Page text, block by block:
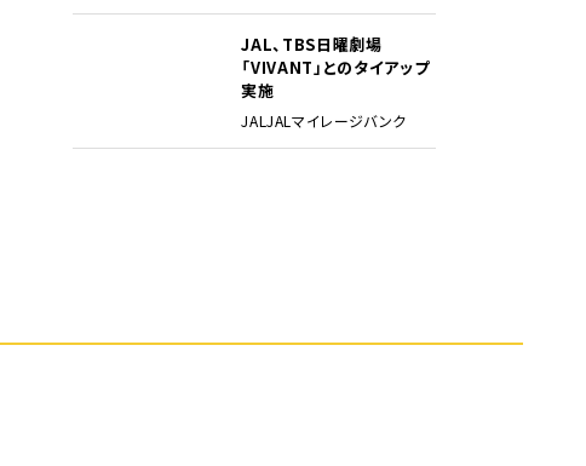
JAL、TBS日曜劇場
「VIVANT」とのタイアップ
実施
JALJALマイレージバンク